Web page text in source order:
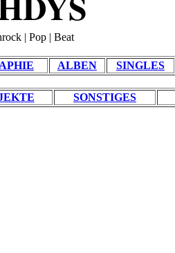
| Pop | Beat
ALBEN SINGLES
SONSTIGES